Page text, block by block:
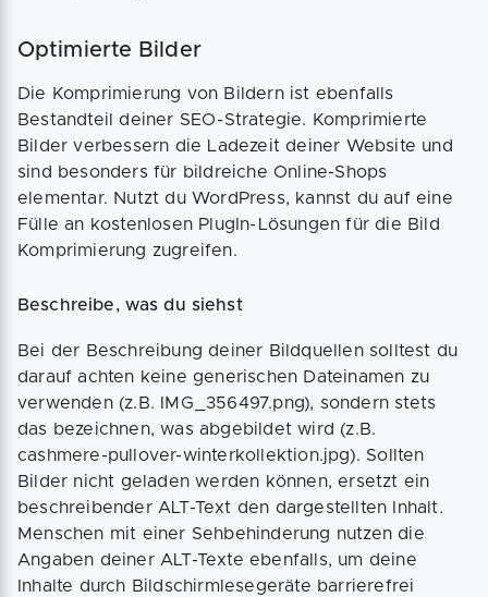
Optimierte Bilder
Die Komprimierung von Bildern ist ebenfalls
Bestandteil deiner SEO-Strategie. Komprimierte
Bilder verbessern die Ladezeit deiner Website und
sind besonders für bildreiche Online-Shops
elementar. Nutzt du WordPress, kannst du auf eine
Fülle an kostenlosen PlugIn-Lösungen für die Bild
Komprimierung zugreifen.
Beschreibe, was du siehst
Bei der Beschreibung deiner Bildquellen solltest du
darauf achten keine generischen Dateinamen zu
verwenden (z.B. IMG_356497.png), sondern stets
das bezeichnen, was abgebildet wird (z.B.
cashmere-pullover-winterkollektion.jpg). Sollten
Bilder nicht geladen werden können, ersetzt ein
beschreibender ALT-Text den dargestellten Inhalt.
Menschen mit einer Sehbehinderung nutzen die
Angaben deiner ALT-Texte ebenfalls, um deine
Inhalte durch Bildschirmlesegeräte barrierefrei